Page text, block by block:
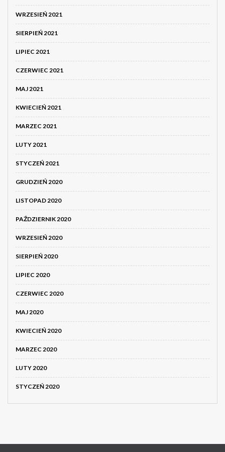
WRZESIEŃ 2021
SIERPIEŃ 2021
LIPIEC 2021
CZERWIEC 2021
MAJ 2021
KWIECIEŃ 2021
MARZEC 2021
LUTY 2021
STYCZEŃ 2021
GRUDZIEŃ 2020
LISTOPAD 2020
PAŹDZIERNIK 2020
WRZESIEŃ 2020
SIERPIEŃ 2020
LIPIEC 2020
CZERWIEC 2020
MAJ 2020
KWIECIEŃ 2020
MARZEC 2020
LUTY 2020
STYCZEŃ 2020